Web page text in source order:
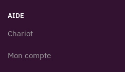
AIDE
Chariot
Mon compte